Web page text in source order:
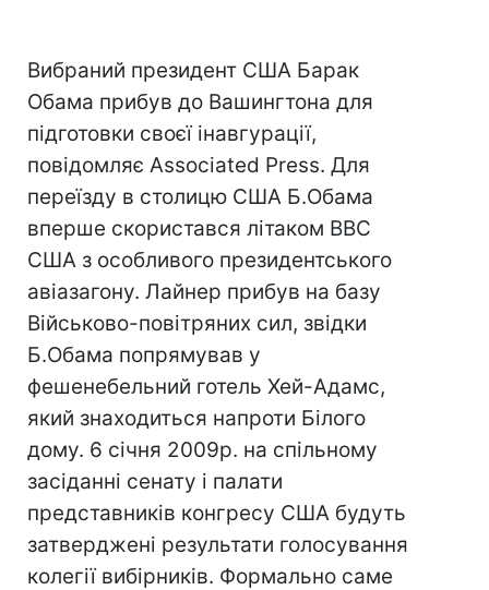
Вибраний президент США Барак
Обама прибув до Вашингтона для
підготовки своєї інавгурації,
повідомляє Associated Press. Для
переїзду в столицю США Б.Обама
вперше скористався літаком ВВС
США з особливого президентського
авіазагону. Лайнер прибув на базу
Військово-повітряних сил, звідки
Б.Обама попрямував у
фешенебельний готель Хей-Адамс,
який знаходиться напроти Білого
дому. 6 січня 2009р. на спільному
засіданні сенату і палати
представників конгресу США будуть
затверджені результати голосування
колегії вибірників. Формально саме